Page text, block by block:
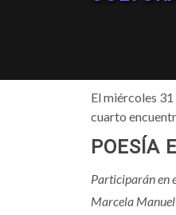
El miércoles
cuarto
POESÍA
Participarán en
Marcela